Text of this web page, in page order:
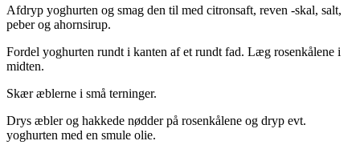
Afdryp yoghurten og smag den til med citronsaft, reven -skal, salt,
peber og ahornsirup.
Fordel yoghurten rundt i kanten af et rundt fad. Læg rosenkålene i
midten.
Skær æblerne i små terninger.
Drys æbler og hakkede nødder på rosenkålene og dryp evt.
yoghurten med en smule olie.